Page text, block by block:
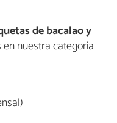
de bacalao y
nuestra categoría